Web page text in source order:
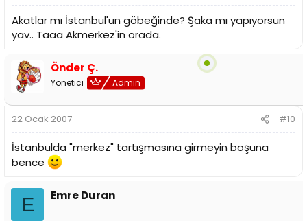
Akatlar mı İstanbul'un göbeğinde? Şaka mı yapıyorsun
yav.. Taaa Akmerkez'in orada.
Önder Ç.
Yönetici Admin
22 Ocak 2007 #10
İstanbulda "merkez" tartışmasına girmeyin boşuna
bence
E Emre Duran